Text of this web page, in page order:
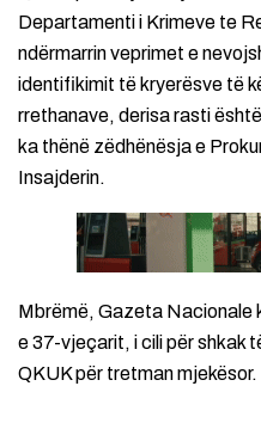
Departamenti i Krimeve te
ndërmarrin veprimet e
identifikimit të kryerësve të
rrethanave, derisa rasti
ka thënë zëdhënësja e
Insajderin.
Mbrëmë, Gazeta Nacionale
e 37-vjeçarit, i cili për shkak
QKUK për tretman mjekësor.